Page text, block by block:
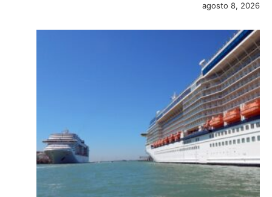
agosto 8, 2026